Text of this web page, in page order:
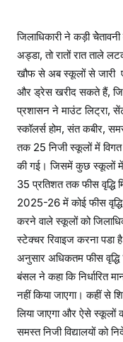
जिलाधिकारी ने कड़ी चेेतावनी
अड्डा, तो रातों रात ताले
खौफ से अब स्कूलों से जारी
और ड्रेस खरीद सकते हैं,
प्रशासन ने माउंट लिट्रा,
स्कॉलर्स होम, संत कबीर,
तक 25 निजी स्कूलों में
की गई। जिसमें कुछ स्कूलों
35 प्रतिशत तक फीस वृद्धि
2025-26 में कोई फीस वृद्धि
करने वाले स्कूलों को
स्टेक्चर रिवाइज करना
अनुसार अधिकतम फीस वृद्धि
बंसल ने कहा कि निर्धारित
नहीं किया जाएगा। कहीं से
लिया जाएगा और ऐसे स्कूलों
समस्त निजी विद्यालयों को